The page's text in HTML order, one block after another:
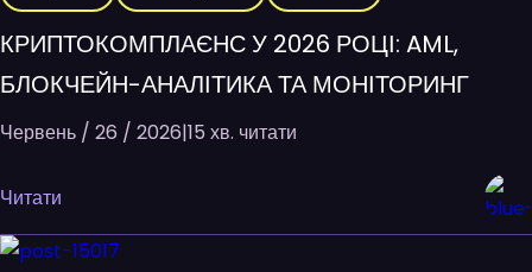
КРИПТОКОМПЛАЄНС У 2026 РОЦІ: AML,
БЛОКЧЕЙН-АНАЛІТИКА ТА МОНІТОРИНГ
Червень / 26 / 2026|15 хв. читати
Читати